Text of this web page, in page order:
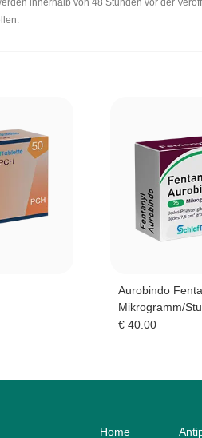
Aurobindo
Mikrogramm/
€40.00
Home